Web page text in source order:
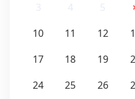
10
11 12
17
18 19
24
25 26